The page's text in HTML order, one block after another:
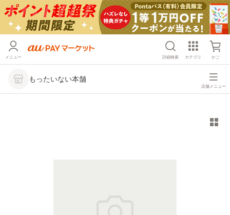
メニュー 詳細検索 カテゴリ かご
もったいない本舗
店舗メニュー